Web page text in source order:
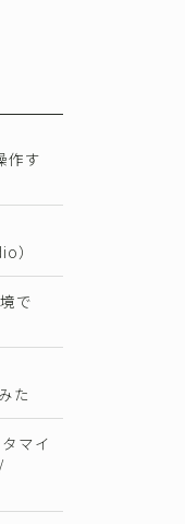
作す
）
で
た
マイ